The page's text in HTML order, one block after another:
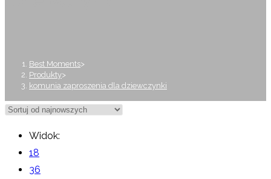
Best Moments>
Produkty>
komunia zaproszenia dla dziewczynki
Widok:
18
36